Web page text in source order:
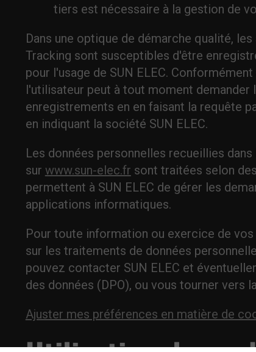
tiers est nécessaire à la gestion de
Dans une optique de démarche qualité,
Tracking sont susceptibles d'être
pour l'usage de SUN ELEC.
l'utilisateur peut à tout moment demander
enregistrements en en faisant la requête
en indiquant la société SUN ELEC.
Les données personnelles recueillies
sur www.sun-elec.fr sont traitées selon
permettent à SUN ELEC de gérer les
applications informatiques.
Pour toute information ou exercice de
sur les traitements de données
pouvez contacter SUN ELEC et
des données (DPO), ou vous tourner vers la
Ajuster mes préférences en matière de